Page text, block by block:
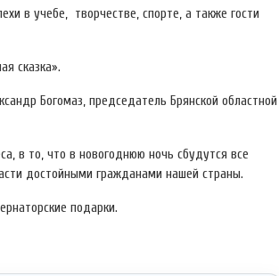
в учебе, творчестве, спорте, а также гости
сказка».
Богомаз, председатель Брянской областной
в то, что в новогоднюю ночь сбудутся все
достойными гражданами нашей страны.
подарки.